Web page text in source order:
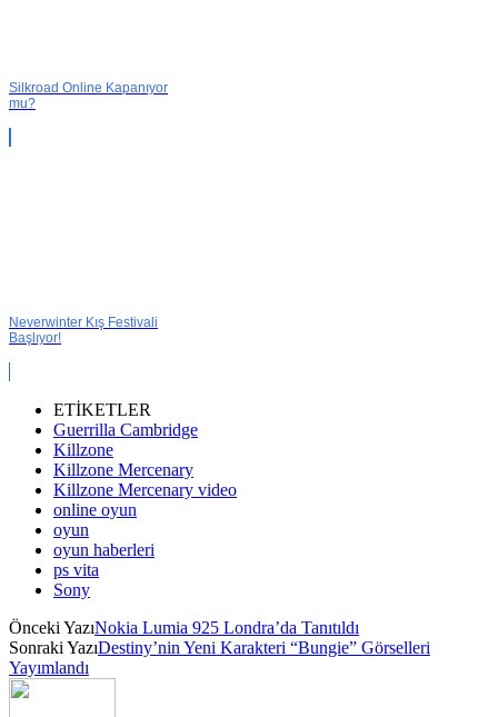
Silkroad Online Kapanıyor
mu?
Neverwinter Kış Festivali
Başlıyor!
ETİKETLER
Guerrilla Cambridge
Killzone
Killzone Mercenary
Killzone Mercenary video
online oyun
oyun
oyun haberleri
ps vita
Sony
Önceki YazıNokia Lumia 925 Londra’da Tanıtıldı
Sonraki YazıDestiny’nin Yeni Karakteri “Bungie” Görselleri
Yayımlandı